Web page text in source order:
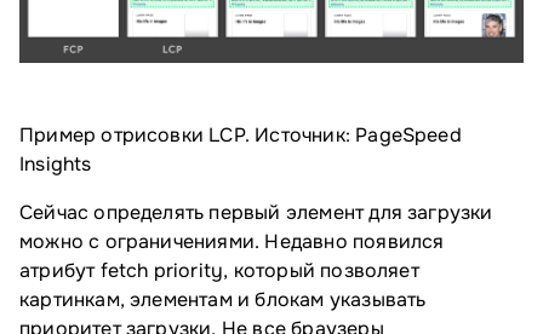
Пример отрисовки LCP. Источник: PageSpeed
Insights
Сейчас определять первый элемент для загрузки
можно с ограничениями. Недавно появился
атрибут fetch priority, который позволяет
картинкам, элементам и блокам указывать
приоритет загрузки. Не все браузеры